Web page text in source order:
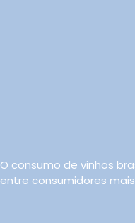
O consumo de vinhos
entre consumidores